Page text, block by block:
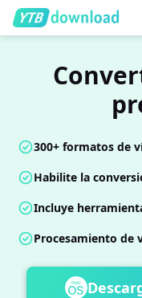
300+ formatos de
Habilite la
Incluye
Procesamiento de